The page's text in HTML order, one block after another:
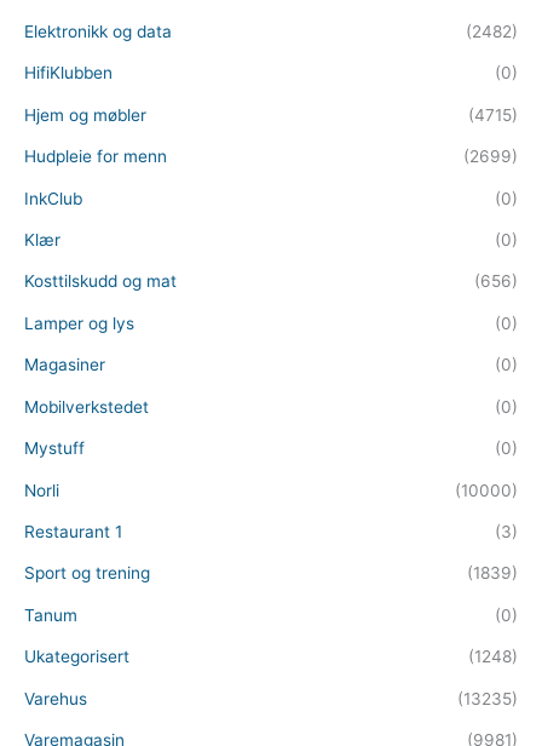
Elektronikk og data (2482)
HifiKlubben (0)
Hjem og møbler (4715)
Hudpleie for menn (2699)
InkClub (0)
Klær (0)
Kosttilskudd og mat (656)
Lamper og lys (0)
Magasiner (0)
Mobilverkstedet (0)
Mystuff (0)
Norli (10000)
Restaurant 1 (3)
Sport og trening (1839)
Tanum (0)
Ukategorisert (1248)
Varehus (13235)
Varemagasin (9981)